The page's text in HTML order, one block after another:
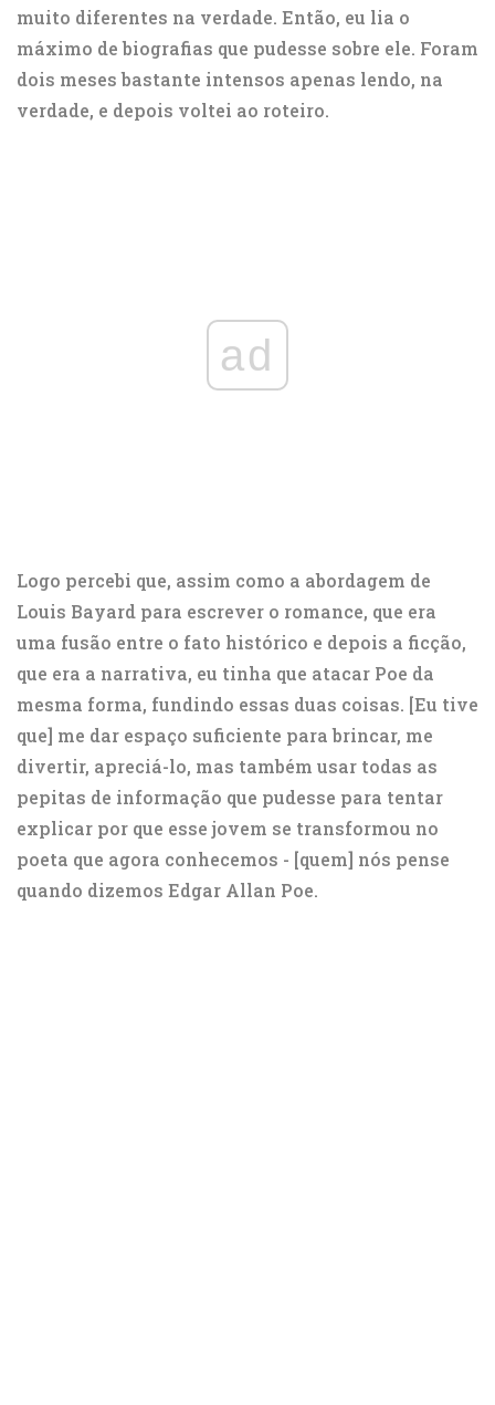
muito diferentes na verdade. Então, eu lia o
máximo de biografias que pudesse sobre ele. Foram
dois meses bastante intensos apenas lendo, na
verdade, e depois voltei ao roteiro.
ad
Logo percebi que, assim como a abordagem de
Louis Bayard para escrever o romance, que era
uma fusão entre o fato histórico e depois a ficção,
que era a narrativa, eu tinha que atacar Poe da
mesma forma, fundindo essas duas coisas. [Eu tive
que] me dar espaço suficiente para brincar, me
divertir, apreciá-lo, mas também usar todas as
pepitas de informação que pudesse para tentar
explicar por que esse jovem se transformou no
poeta que agora conhecemos - [quem] nós pense
quando dizemos Edgar Allan Poe.